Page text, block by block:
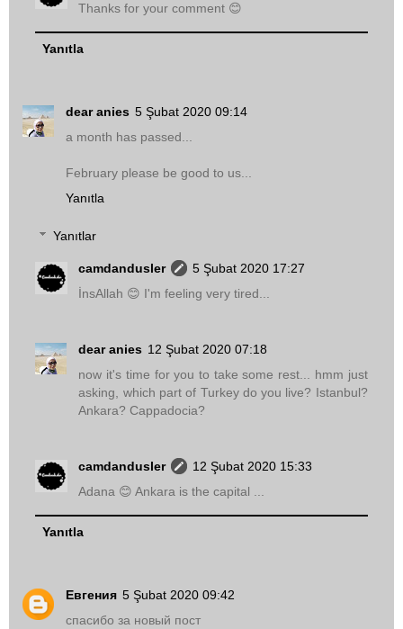
Thanks for your comment 😊
Yanıtla
dear anies 5 Şubat 2020 09:14
a month has passed...
February please be good to us...
Yanıtla
Yanıtlar
camdandusler
5 Şubat 2020 17:27
İnsAllah 😊 I'm feeling very tired...
dear anies 12 Şubat 2020 07:18
now it's time for you to take some rest... hmm just
asking, which part of Turkey do you live? Istanbul?
Ankara? Cappadocia?
camdandusler
12 Şubat 2020 15:33
Adana 😊 Ankara is the capital ...
Yanıtla
Евгения 5 Şubat 2020 09:42
спасибо за новый пост